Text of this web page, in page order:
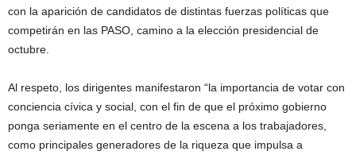
con la aparición de candidatos de distintas fuerzas políticas que
competirán en las PASO, camino a la elección presidencial de
octubre.
Al respeto, los dirigentes manifestaron “la importancia de votar con
conciencia cívica y social, con el fin de que el próximo gobierno
ponga seriamente en el centro de la escena a los trabajadores,
como principales generadores de la riqueza que impulsa a